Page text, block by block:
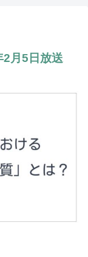
月5日放送